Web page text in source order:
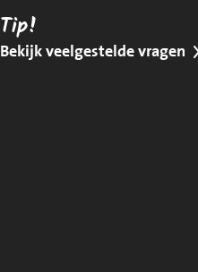
Tip!
Bekijk veelgestelde vragen